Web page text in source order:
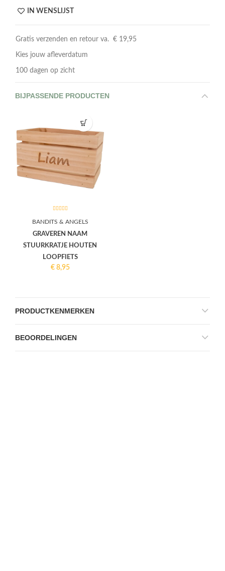
IN WENSLIJST
Gratis verzenden en retour va. € 19,95
Kies jouw afleverdatum
100 dagen op zicht
BIJPASSENDE PRODUCTEN
BANDITS & ANGELS
GRAVEREN NAAM
STUURKRATJE HOUTEN
LOOPFIETS
€ 8,95
PRODUCTKENMERKEN
BEOORDELINGEN